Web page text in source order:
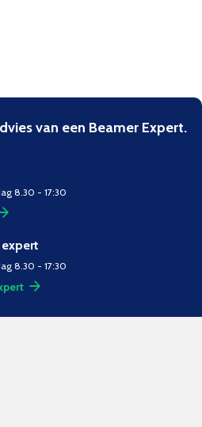
van een Beamer Expert.
8.30 - 17:30
8.30 - 17:30